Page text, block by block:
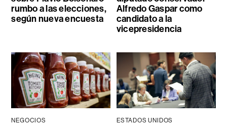
rumbo a las elecciones,
según nueva encuesta
Alfredo Gaspar como
candidato a la
vicepresidencia
NEGOCIOS ESTADOS UNIDOS